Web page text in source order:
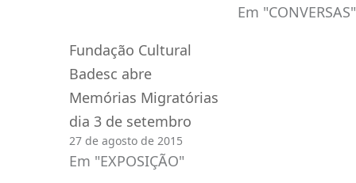
Em "CONVERSAS"
Fundação Cultural
Badesc abre
Memórias Migratórias
dia 3 de setembro
27 de agosto de 2015
Em "EXPOSIÇÃO"